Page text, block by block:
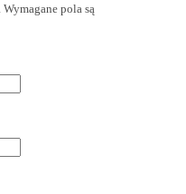
Wymagane pola są